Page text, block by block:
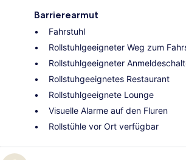
Barrierearmut
Fahrstuhl
Rollstuhlgeeigneter Weg zum
Rollstuhlgeeigneter
Rollstuhgeeignetes Restaurant
Rollstuhlgeeignete Lounge
Visuelle Alarme auf den Fluren
Rollstühle vor Ort verfügbar